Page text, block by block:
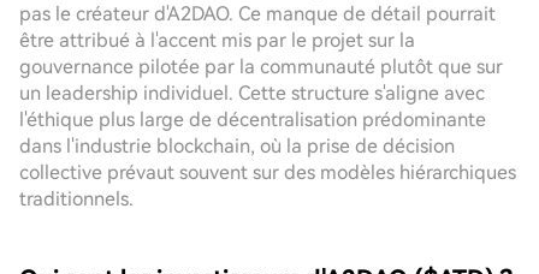
pas le créateur d'A2DAO. Ce manque de détail pourrait
être attribué à l'accent mis par le projet sur la
gouvernance pilotée par la communauté plutôt que sur
un leadership individuel. Cette structure s'aligne avec
l'éthique plus large de décentralisation prédominante
dans l'industrie blockchain, où la prise de décision
collective prévaut souvent sur des modèles hiérarchiques
traditionnels.